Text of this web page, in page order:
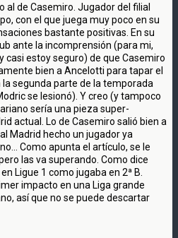
al de Casemiro. Jugador del filial
con el que juega muy poco en su
bastante positivas. En su
ante la incomprensión (para mi,
casi estoy seguro) de que Casemiro
bien a Ancelotti para tapar el
segunda parte de la temporada
se lesionó). Y creo (y tampoco
sería una pieza super-
actual. Lo de Casemiro salió bien a
Madrid hecho un jugador ya
Como apunta el artículo, se le
las va superando. Como dice
Ligue 1 como jugaba en 2ª B.
impacto en una Liga grande
así que no se puede descartar